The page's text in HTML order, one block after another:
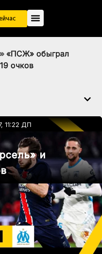
» «ПСЖ» обыграл
очков
11:22 ДП
и